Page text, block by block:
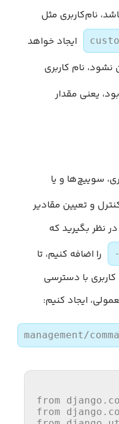
نام‌کاربری مثل
ایجاد خواهد
نشود، نام کاربری
یعنی مقدار
سوییچ‌ها و یا
و تعیین مقادیر
نظر بگیرید که
را اضافه کنیم، تا
کاربری با دسترسی
ایجاد کنیم:
management/
from
from